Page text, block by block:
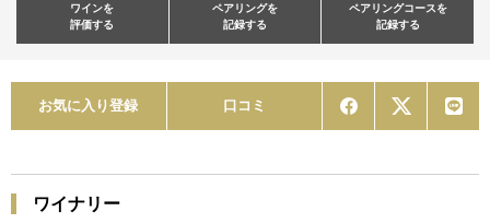
ワインを
評価する
ペアリングを
記録する
ペアリングコースを
記録する
お気に入り登録 口コミ
ワイナリー